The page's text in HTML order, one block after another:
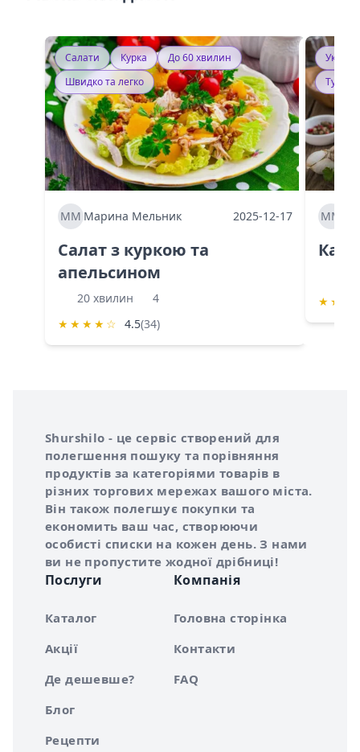
Салати Курка
До 60 хвилин
Швидко та легко
ММ Марина Мельник 2025-12-17
Салат з куркою та
апельсином
20 хвилин
4
★ ★ ★ ★ ☆ 4.5(34)
ММ
★ ★
Про сервіс Shurshilo
Shurshilo - це сервіс створений для
полегшення пошуку та порівняння
продуктів за категоріями товарів в
різних торгових мережах вашого міста.
Він також полегшує покупки та
економить ваш час, створюючи
особисті списки на кожен день. З нами
ви не пропустите жодної дрібниці!
Послуги
Каталог
Акції
Де дешевше?
Блог
Рецепти
Компанія
Головна сторінка
Контакти
FAQ